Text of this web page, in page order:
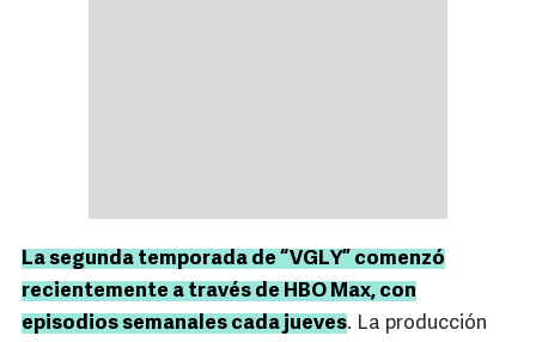
La segunda temporada de “VGLY” comenzó
recientemente a través de HBO Max, con
episodios semanales cada jueves. La producción